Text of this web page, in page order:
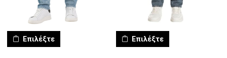
Επιλέξτε Επιλέξτε